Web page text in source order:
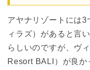
アヤナリゾートには
ィラズ）があると言
らしいのですが、ヴ
Resort BALI）が良か